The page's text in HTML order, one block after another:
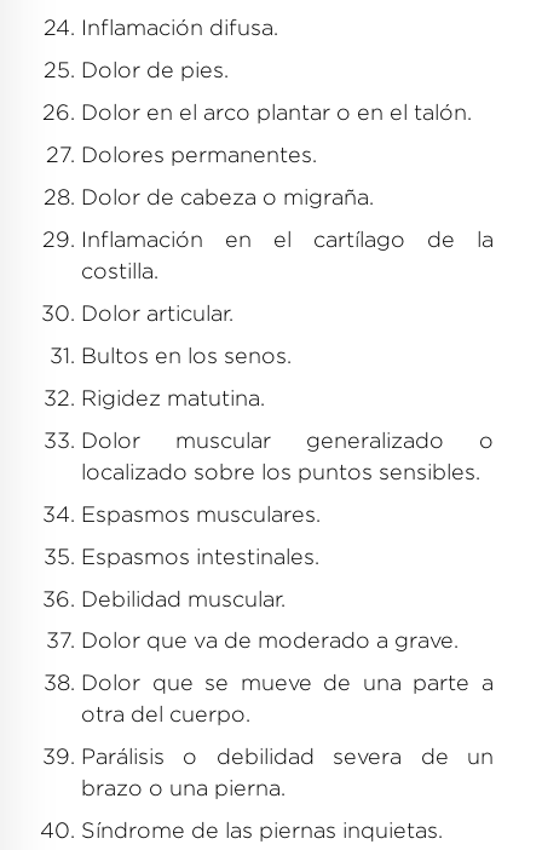
Inflamación difusa.
Dolor de pies.
Dolor en el arco plantar o en el talón.
Dolores permanentes.
Dolor de cabeza o migraña.
Inflamación en el cartílago de la
costilla.
Dolor articular.
Bultos en los senos.
Rigidez matutina.
Dolor muscular generalizado o
localizado sobre los puntos sensibles.
Espasmos musculares.
Espasmos intestinales.
Debilidad muscular.
Dolor que va de moderado a grave.
Dolor que se mueve de una parte a
otra del cuerpo.
Parálisis o debilidad severa de un
brazo o una pierna.
Síndrome de las piernas inquietas.